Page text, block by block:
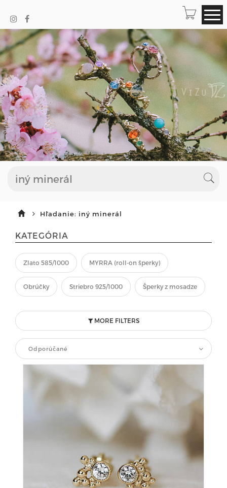
Hľadanie: iný minerál
KATEGÓRIA
Zlato 585/1000 MYRRA (roll-on šperky)
Obrúčky Striebro 925/1000 Šperky z mosadze
MORE FILTERS
Odporúčané